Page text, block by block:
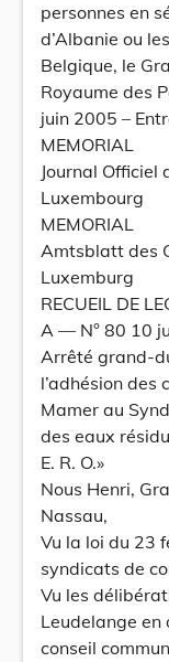
personnes en
d’Albanie ou
Belgique, le
Royaume des
juin 2005 –
MEMORIAL
Journal Officiel
Luxembourg
MEMORIAL
Amtsblatt des
Luxemburg
RECUEIL DE
A –– N° 80 10
Arrêté grand-
l’adhésion des
Mamer au
des eaux
E. R. O.»
Nous Henri,
Nassau,
Vu la loi du 23
syndicats de
Vu les
Leudelange
conseil